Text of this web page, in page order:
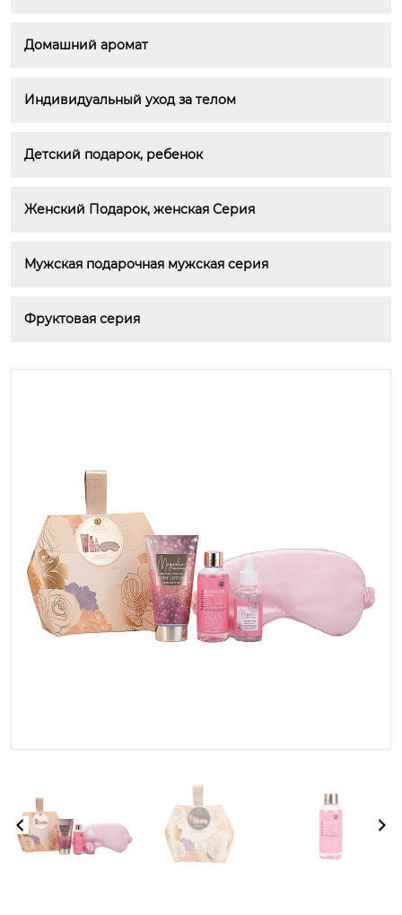
Домашний аромат
Индивидуальный уход за телом
Детский подарок, ребенок
Женский Подарок, женская Серия
Мужская подарочная мужская серия
Фруктовая серия